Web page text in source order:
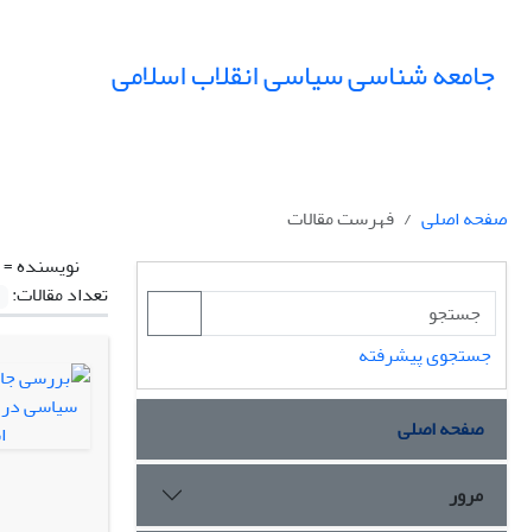
جامعه شناسی سیاسی انقلاب اسلامی
صفحه اصلی
فهرست مقالات
نویسنده =
تعداد مقالات:
جستجوی پیشرفته
صفحه اصلی
مرور